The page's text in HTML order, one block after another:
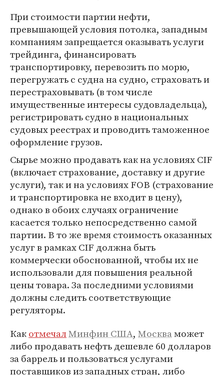
При стоимости партии нефти,
превышающей условия потолка, западным
компаниям запрещается оказывать услуги
трейдинга, финансировать
транспортировку, перевозить по морю,
перегружать с судна на судно, страховать и
перестраховывать (в том числе
имущественные интересы судовладельца),
регистрировать судно в национальных
судовых реестрах и проводить таможенное
оформление грузов.
Сырье можно продавать как на условиях CIF
(включает страхование, доставку и другие
услуги), так и на условиях FOB (страхование
и транспортировка не входит в цену),
однако в обоих случаях ограничение
касается только непосредственно самой
партии. В то же время стоимость оказанных
услуг в рамках CIF должна быть
коммерчески обоснованной, чтобы их не
использовали для повышения реальной
цены товара. За последними условиями
должны следить соответствующие
регуляторы.
КакотмечалМинфин США, Москваможет
либо продавать нефть дешевле 60 долларов
за баррель и пользоваться услугами
поставщиков из западных стран, либо